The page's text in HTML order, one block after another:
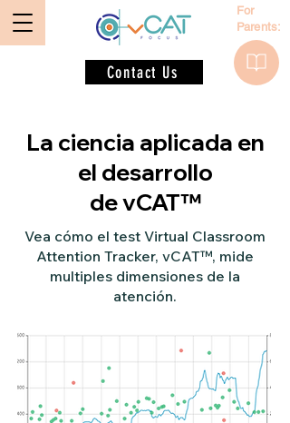
Contact Us
For
Parents:
La ciencia aplicada en
el desarrollo
de vCAT™
Vea cómo el test Virtual Classroom
Attention Tracker, vCAT™, mide
multiples dimensiones de la
atención.